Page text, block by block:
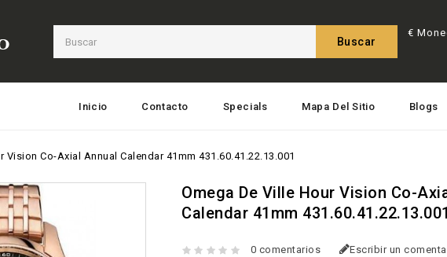
Buscar
€
Inicio Contacto Specials Mapa Del Sitio Blogs
Vision Co-Axial Annual Calendar 41mm 431.60.41.22.13.001
Omega De Ville Hour Vision Co-
Calendar 41mm 431.60.41.22.13.001
0 comentarios Escribir un